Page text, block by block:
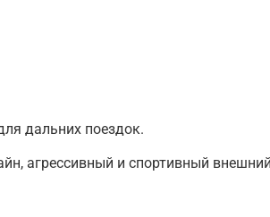
дальних поездок.
агрессивный и спортивный